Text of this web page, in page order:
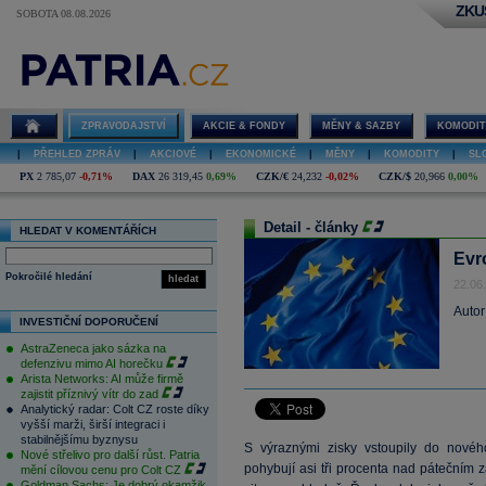
SOBOTA 08.08.2026
ZPRAVODAJSTVÍ AKCIE & FONDY MĚNY & SAZBY
PŘEHLED ZPRÁV AKCIOVÉ EKONOMICKÉ MĚNY KOMODITY
PX 2 785,07 -0,71% DAX 26 319,45 0,69% CZK/€ 24,232 -0,02% CZK/$ 20,966 0,00%
HLEDAT V KOMENTÁŘÍCH
hledat
Pokročilé hledání
INVESTIČNÍ DOPORUČENÍ
AstraZeneca jako sázka na
defenzivu mimo AI horečku
Arista Networks: AI může firmě
zajistit příznivý vítr do zad
Analytický radar: Colt CZ roste díky
vyšší marži, širší integraci i
stabilnějšímu byznysu
Nové střelivo pro další růst. Patria
mění cílovou cenu pro Colt CZ
Detail - články
S výraznými zisky vstoupily do
pohybují asi tři procenta nad pátečním